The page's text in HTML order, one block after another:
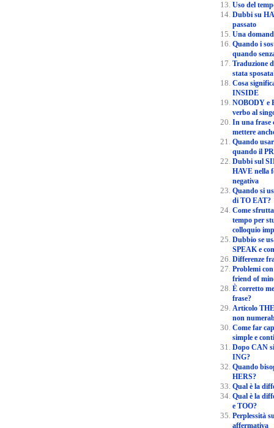
Dubbi su HAVE e
passato
Quando i sostantivi si usano con THE e
quando
Traduzione di "per quanto
stata
Cosa significa e come si usa la
INSIDE
NOBODY e EVERYONE vogliono il
verbo al
In una frase che inizia con THEIR devo
mettere
Quando usare il SIMPLE
quando il
Dubbi sul SIMPLE PAST del verbo TO
HAVE nella
negativa
Quando si usa TO HAVE come
di TO EAT?
Come sfruttare al meglio un
tempo per
Dubbio se usare TO TALK o TO
SPEAK e
Problemi con la struttura
friend of
È corretto mettere YET non in fine di
frase?
Articolo THE con sostantivi
non
Come far capire la differenza
simple e
Dopo CAN si può mettere
ING?
Quando bisogna usare HER
HERS?
Qual è la differenza, in inglese, fra ALSO
e TOO?
Perplessità sull'uso di ANY in frase
affermativa